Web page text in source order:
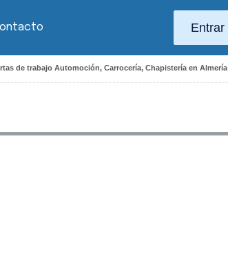
Entrar
de trabajo Automoción, Carrocería, Chapistería en Almería